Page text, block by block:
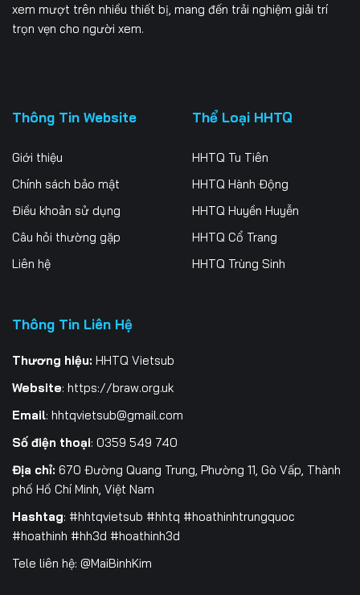
xem mượt trên nhiều thiết bị, mang đến trải nghiệm giải trí
trọn vẹn cho người xem.
Thông Tin Website
Giới thiệu
Chính sách bảo mật
Điều khoản sử dụng
Câu hỏi thường gặp
Liên hệ
Thể Loại HHTQ
HHTQ Tu Tiên
HHTQ Hành Động
HHTQ Huyền Huyễn
HHTQ Cổ Trang
HHTQ Trùng Sinh
Thông Tin Liên Hệ
Thương hiệu: HHTQ Vietsub
Website: https://braw.org.uk
Email: hhtqvietsub@gmail.com
Số điện thoại: 0359 549 740
Địa chỉ: 670 Đường Quang Trung, Phường 11, Gò Vấp, Thành
phố Hồ Chí Minh, Việt Nam
Hashtag: #hhtqvietsub #hhtq #hoathinhtrungquoc
#hoathinh #hh3d #hoathinh3d
Tele liên hệ: @MaiBinhKim